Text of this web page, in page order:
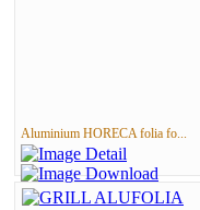
Aluminium HORECA folia fo...